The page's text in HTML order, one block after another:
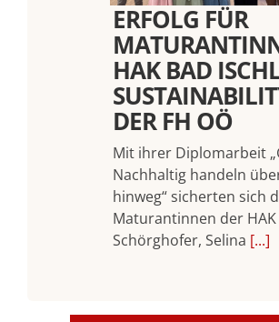
ERFOLG FÜR
HAK BAD
DER FH OÖ
Mit ihrer Diplomarbeit
Nachhaltig handeln
hinweg“ sicherten sich
Maturantinnen der HAK
Schörghofer, Selina [...]